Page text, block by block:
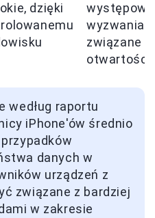
dzięki
wyzwania
związane z
według raportu
iPhone'ów średnio
danych w
urządzeń z
związane z bardziej
w zakresie